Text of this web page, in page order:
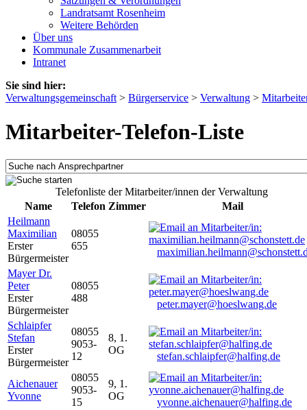
Landratsamt Rosenheim
Weitere Behörden
Über uns
Kommunale Zusammenarbeit
Intranet
Sie sind hier:
Verwaltungsgemeinschaft > Bürgerservice > Verwaltung >
Mitarbeiter-Telefon-Liste
Telefonliste der Mitarbeiter/innen der Verwaltung
Name
Telefon Zimmer
Mail
Heilmann
Maximilian
Erster
Bürgermeister
08055
655
Mayer Dr.
Peter
Erster
Bürgermeister
08055
488
peter.mayer@hoeslwang.de
Schlaipfer
Stefan
Erster
Bürgermeister
08055
9053-
12
8, 1.
OG
stefan.schlaipfer@halfing.de
Aichenauer
Yvonne
08055
9053-
15
9, 1.
OG
yvonne.aichenauer@halfing.de